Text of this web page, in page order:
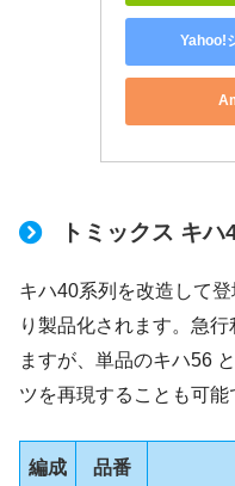
Yahoo!
トミックス キ
キハ40系列を改造して
り製品化されます。急
ますが、単品のキハ56
ツを再現することも可能
編成 品番